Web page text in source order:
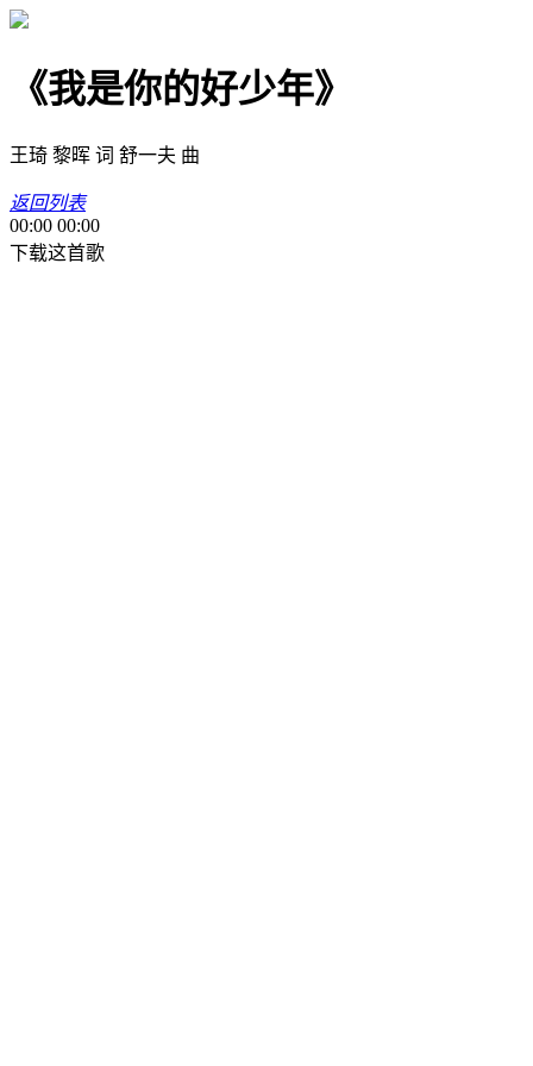
《我是你的好少年》
王琦 黎晖 词 舒一夫 曲
返回列表
00:00 00:00
下载这首歌